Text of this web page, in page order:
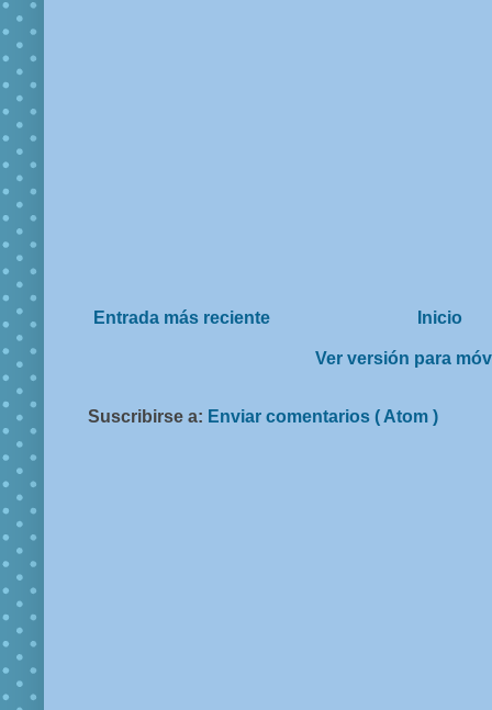
Entrada más reciente Inicio
Ver versión para
Suscribirse a: Enviar comentarios ( Atom )